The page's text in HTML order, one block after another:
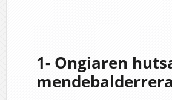
1- Ongiaren
mendebalderrera